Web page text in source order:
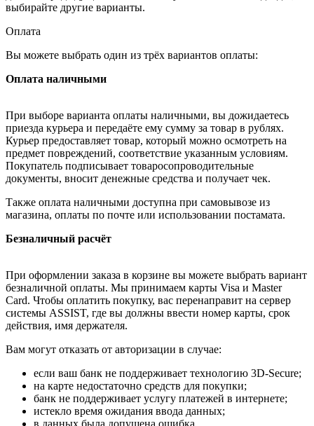
выбирайте другие варианты.
Оплата
Вы можете выбрать один из трёх вариантов оплаты:
Оплата наличными
При выборе варианта оплаты наличными, вы дожидаетесь
приезда курьера и передаёте ему сумму за товар в рублях.
Курьер предоставляет товар, который можно осмотреть на
предмет повреждений, соответствие указанным условиям.
Покупатель подписывает товаросопроводительные
документы, вносит денежные средства и получает чек.
Также оплата наличными доступна при самовывозе из
магазина, оплаты по почте или использовании постамата.
Безналичный расчёт
При оформлении заказа в корзине вы можете выбрать вариант
безналичной оплаты. Мы принимаем карты Visa и Master
Card. Чтобы оплатить покупку, вас перенаправит на сервер
системы ASSIST, где вы должны ввести номер карты, срок
действия, имя держателя.
Вам могут отказать от авторизации в случае:
если ваш банк не поддерживает технологию 3D-Secure;
на карте недостаточно средств для покупки;
банк не поддерживает услугу платежей в интернете;
истекло время ожидания ввода данных;